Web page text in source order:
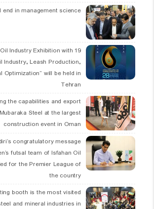
in management science
Oil Industry Exhibition with
Industry, Leash Production,
Optimization” will be held in
Tehran
the capabilities and export
Steel at the largest
construction event in Oman
congratulatory message
futsal team of Isfahan Oil
for the Premier League of
the country
booth is the most visited
and mineral industries in